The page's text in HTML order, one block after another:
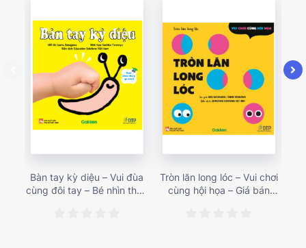
Bàn tay kỳ diệu – Vui đùa
cùng đôi tay – Bé nhìn thấy
Tròn lăn long lóc – Vui chơi
cùng hội họa – Giá bán